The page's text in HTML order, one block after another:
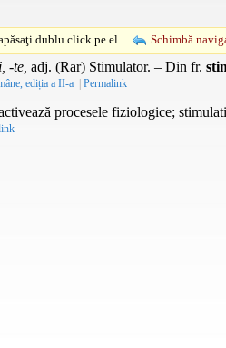
dublu click pe el. Schimbă
-te, adj. (Rar) Stimulator. – Din fr.
ediția a II-a | Permalink
procesele fiziologice;